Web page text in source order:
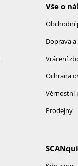
Vše o
Obchodní
Doprava
Vrácení
Ochrana
Věrnostní
Prodejny